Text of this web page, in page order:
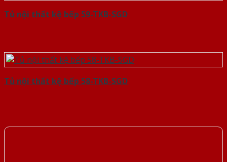
Tủ nội thất kệ bếp 59-TKB-SGD
Tủ nội thất kệ bếp 58-TKB-SGD